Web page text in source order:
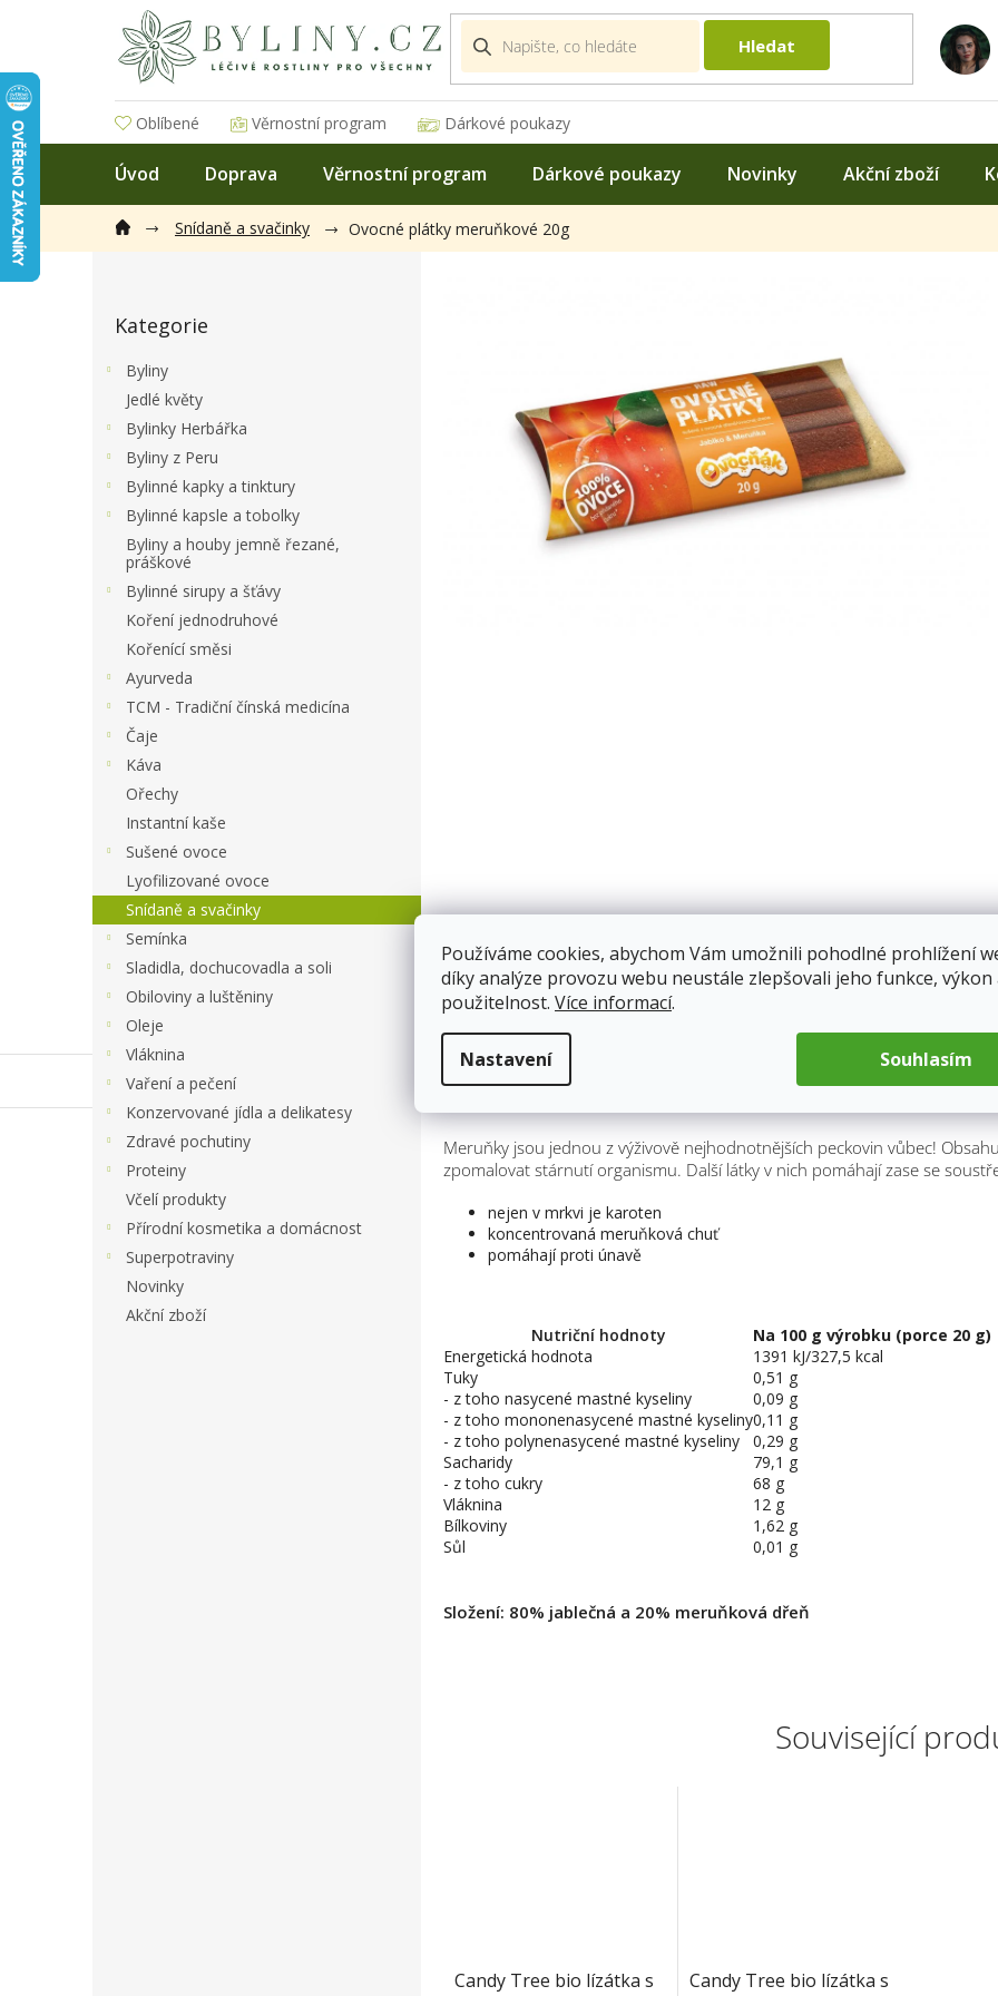
Používáme cookies, abychom Vám umožnili pohodlné prohlížení
díky analýze provozu webu neustále zlepšovali jeho funkce, výkon
použitelnost. Více informací.
Nastavení Souhlasím
Hledat
Oblíbené Věrnostní program Dárkové poukazy
Úvod Doprava Věrnostní program Dárkové poukazy Novinky Akční zboží
Snídaně a svačinky Ovocné plátky meruňkové 20g
kategorie
Kategorie
Byliny
Jedlé květy
Bylinky Herbářka
Byliny z Peru
Bylinné kapky a tinktury
Bylinné kapsle a tobolky
Byliny a houby jemně řezané,
práškové
Bylinné sirupy a šťávy
Koření jednodruhové
Kořenící směsi
Ayurveda
TCM - Tradiční čínská medicína
Čaje
Káva
Ořechy
Instantní kaše
Sušené ovoce
Lyofilizované ovoce
Snídaně a svačinky
Semínka
Sladidla, dochucovadla a soli
Obiloviny a luštěniny
Oleje
Vláknina
Vaření a pečení
Konzervované jídla a delikatesy
Zdravé pochutiny
Proteiny
Včelí produkty
Přírodní kosmetika a domácnost
Superpotraviny
Novinky
Akční zboží
Související
Candy Tree bio lízátka s
Candy Tree bio lízátka s
Popis
Meruňky jsou jednou z výživově nejhodnotnějších peckovin vůbec!
zpomalovat stárnutí organismu. Další látky v nich pomáhají zase se
nejen v mrkvi je karoten
koncentrovaná meruňková chuť
pomáhají proti únavě
Nutriční hodnoty
Na 100 g výrobku (porce 20 g)
Energetická hodnota
1391 kJ/327,5 kcal
Tuky
0,51 g
- z toho nasycené mastné kyseliny
0,09 g
- z toho mononenasycené mastné kyseliny0,11 g
- z toho polynenasycené mastné kyseliny
0,29 g
Sacharidy
79,1 g
- z toho cukry
68 g
Vláknina
12 g
Bílkoviny
1,62 g
Sůl
0,01 g
Složení: 80% jablečná a 20% meruňková dřeň